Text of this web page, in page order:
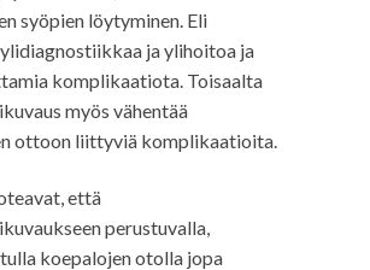
syöpien löytyminen. Eli
ja ylihoitoa ja
komplikaatiota. Toisaalta
myös vähentää
ottoon liittyviä komplikaatioita.
että
perustuvalla,
koepalojen otolla jopa